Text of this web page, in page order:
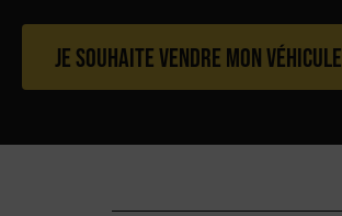
Je souhaite vendre mon véhicule